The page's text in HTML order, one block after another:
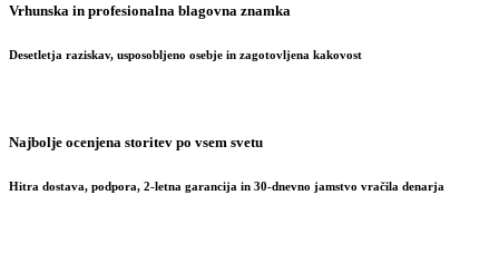
Vrhunska in profesionalna blagovna znamka
Desetletja raziskav, usposobljeno osebje in zagotovljena kakovost
Najbolje ocenjena storitev po vsem svetu
Hitra dostava, podpora, 2-letna garancija in 30-dnevno jamstvo vračila denarja